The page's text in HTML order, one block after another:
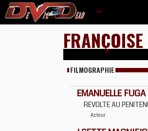
FILMOGRAPHIE
EMANUELLE
REVOLTE AU
Acteur